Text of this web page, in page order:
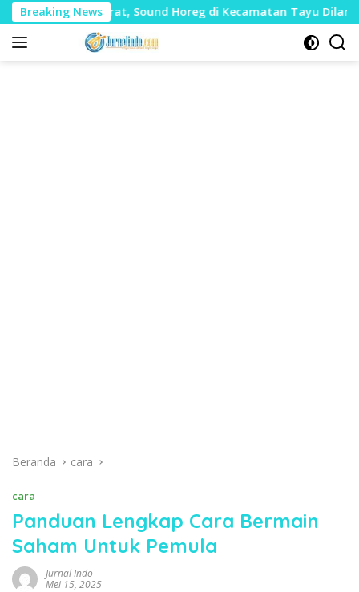
Langsung
ke
konten
Breaking News
Sound Horeg di Kecamatan Tayu Dilarang
Beranda cara
cara
Panduan Lengkap Cara Bermain
Saham Untuk Pemula
Jurnal Indo
Mei 15, 2025